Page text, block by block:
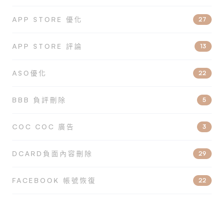
APP STORE 優化 27
APP STORE 評論 13
ASO優化 22
BBB 負評刪除 5
COC COC 廣告 3
DCARD負面內容刪除 29
FACEBOOK 帳號恢復 22